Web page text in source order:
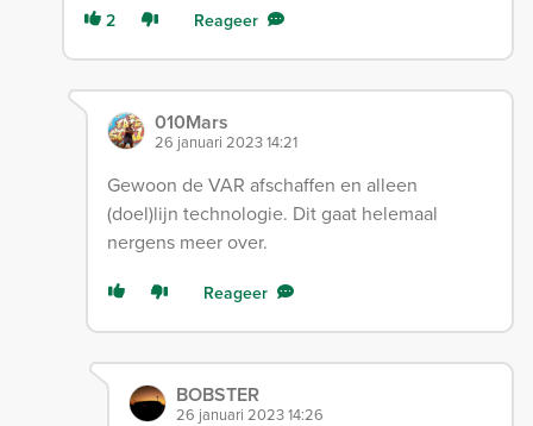
2 Reageer
010Mars
26 januari 2023 14:21
Gewoon de VAR afschaffen en alleen
(doel)lijn technologie. Dit gaat helemaal
nergens meer over.
Reageer
BOBSTER
26 januari 2023 14:26